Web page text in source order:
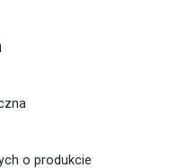
o produkcie